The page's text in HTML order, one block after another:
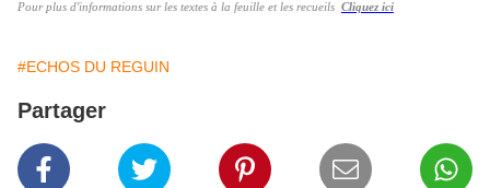
Pour plus d'informations sur les textes à la feuille et les recueils Cliquez ici
#ECHOS DU REGUIN
Partager